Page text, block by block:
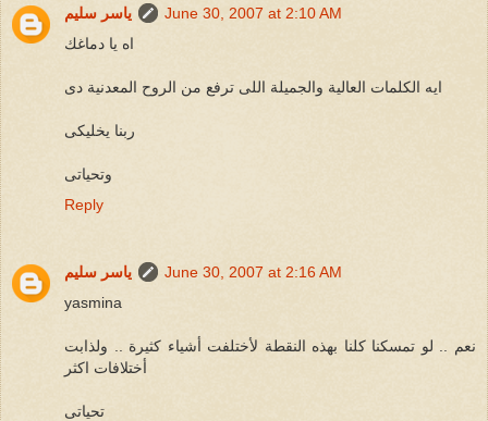
ياسر سليم
June 30, 2007 at 2:10 AM
اه يا دماغك
ايه الكلمات العالية والجميلة اللى ترفع من الروح المعدنية دى
ربنا يخليكى
وتحياتى
Reply
ياسر سليم
June 30, 2007 at 2:16 AM
yasmina
نعم .. لو تمسكنا كلنا بهذه النقطة لأختلفت أشياء كثيرة .. ولذابت
أختلافات اكثر
تحياتى